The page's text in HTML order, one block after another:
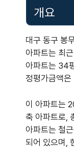
개요
대구 동구 봉
아파트는 최
아파트는 34
정평가금액
이 아파트는
축 아파트로,
아파트는 철
되어 있으며,